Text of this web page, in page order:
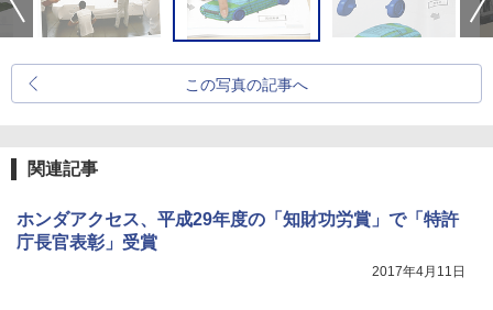
この写真の記事へ
関連記事
ホンダアクセス、平成29年度の「知財功労賞」で「特許
庁長官表彰」受賞
2017年4月11日